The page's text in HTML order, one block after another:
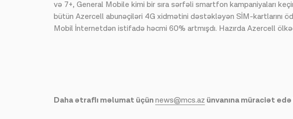
və 7+, General Mobile kimi bir sıra sərfəli smartfon kampaniyaları
bütün Azercell abunəçiləri 4G xidmətini dəstəkləyən SİM-kartlarını
Mobil İnternetdən istifadə həcmi 60% artmışdı. Hazırda Azercell
Daha ətraflı məlumat üçünnews@mcs.az ünvanına müraciət